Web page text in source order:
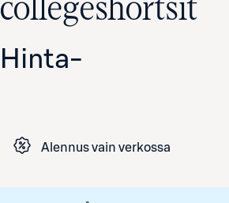
collegeshortsit
Hinta-
Alennus vain verkossa